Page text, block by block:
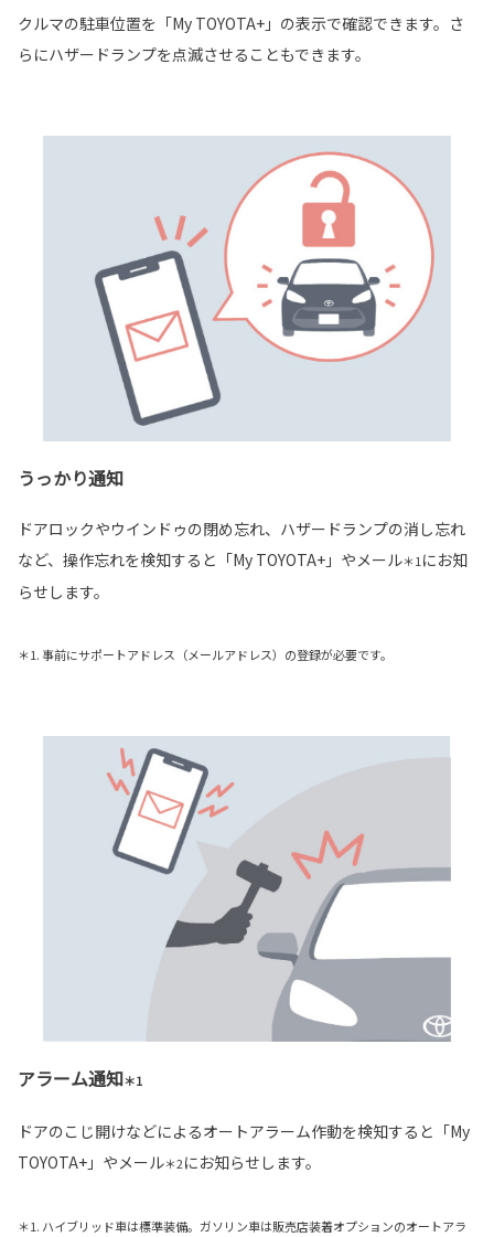
クルマの駐車位置を「My TOYOTA+」の表示で確認できます。さ
らにハザードランプを点滅させることもできます。
うっかり通知
ドアロックやウインドゥの閉め忘れ、ハザードランプの消し忘れ
など、操作忘れを検知すると「My TOYOTA+」やメール＊1 にお知
らせします。
＊1. 事前にサポートアドレス（メールアドレス）の登録が必要です。
アラーム通知＊1
ドアのこじ開けなどによるオートアラーム作動を検知すると「My
TOYOTA+」やメール＊2にお知らせします。
＊1. ハイブリッド車は標準装備。ガソリン車は販売店装着オプションのオートアラ